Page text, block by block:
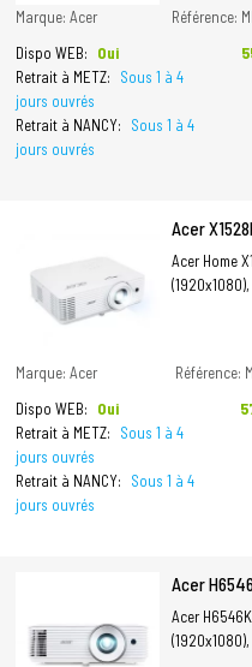
Marque: Acer Référence:
Dispo WEB:
Oui
Retrait à METZ:
Sous 1 à 4
jours ouvrés
Retrait à NANCY:
Sous 1 à 4
jours ouvrés
Acer
Acer Home
Marque: Acer Référence:
Dispo WEB:
Oui
Retrait à METZ:
Sous 1 à 4
jours ouvrés
Retrait à NANCY:
Sous 1 à 4
jours ouvrés
Acer
Acer